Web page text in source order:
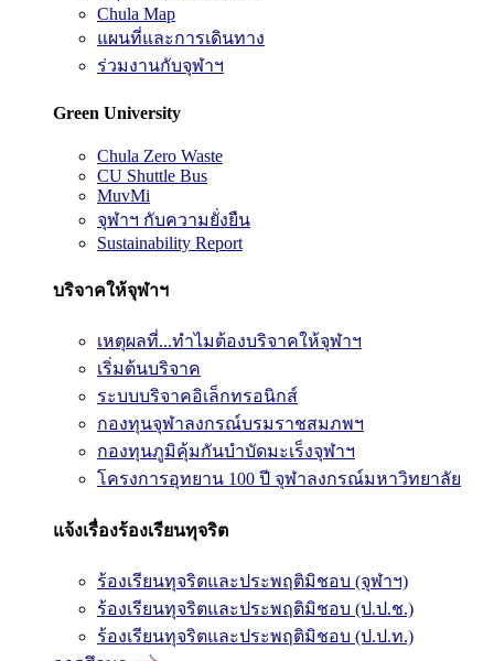
Chula Map
แผนที่และการเดินทาง
ร่วมงานกับจุฬาฯ
Green University
Chula Zero Waste
CU Shuttle Bus
MuvMi
จุฬาฯ กับความยั่งยืน
Sustainability Report
บริจาคให้จุฬาฯ
เหตุผลที่...ทำไมต้องบริจาคให้จุฬาฯ
เริ่มต้นบริจาค
ระบบบริจาคอิเล็กทรอนิกส์
กองทุนจุฬาลงกรณ์บรมราชสมภพฯ
กองทุนภูมิคุ้มกันบำบัดมะเร็งจุฬาฯ
โครงการอุทยาน 100 ปี จุฬาลงกรณ์มหาวิทยาลัย
แจ้งเรื่องร้องเรียนทุจริต
ร้องเรียนทุจริตและประพฤติมิชอบ (จุฬาฯ)
ร้องเรียนทุจริตและประพฤติมิชอบ (ป.ป.ช.)
ร้องเรียนทุจริตและประพฤติมิชอบ (ป.ป.ท.)